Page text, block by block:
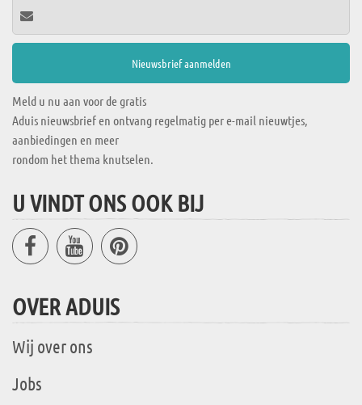
Meld u nu aan voor de gratis
Aduis nieuwsbrief en ontvang regelmatig per e-mail nieuwtjes,
aanbiedingen en meer
rondom het thema knutselen.
U VINDT ONS OOK BIJ
OVER ADUIS
Wij over ons
Jobs